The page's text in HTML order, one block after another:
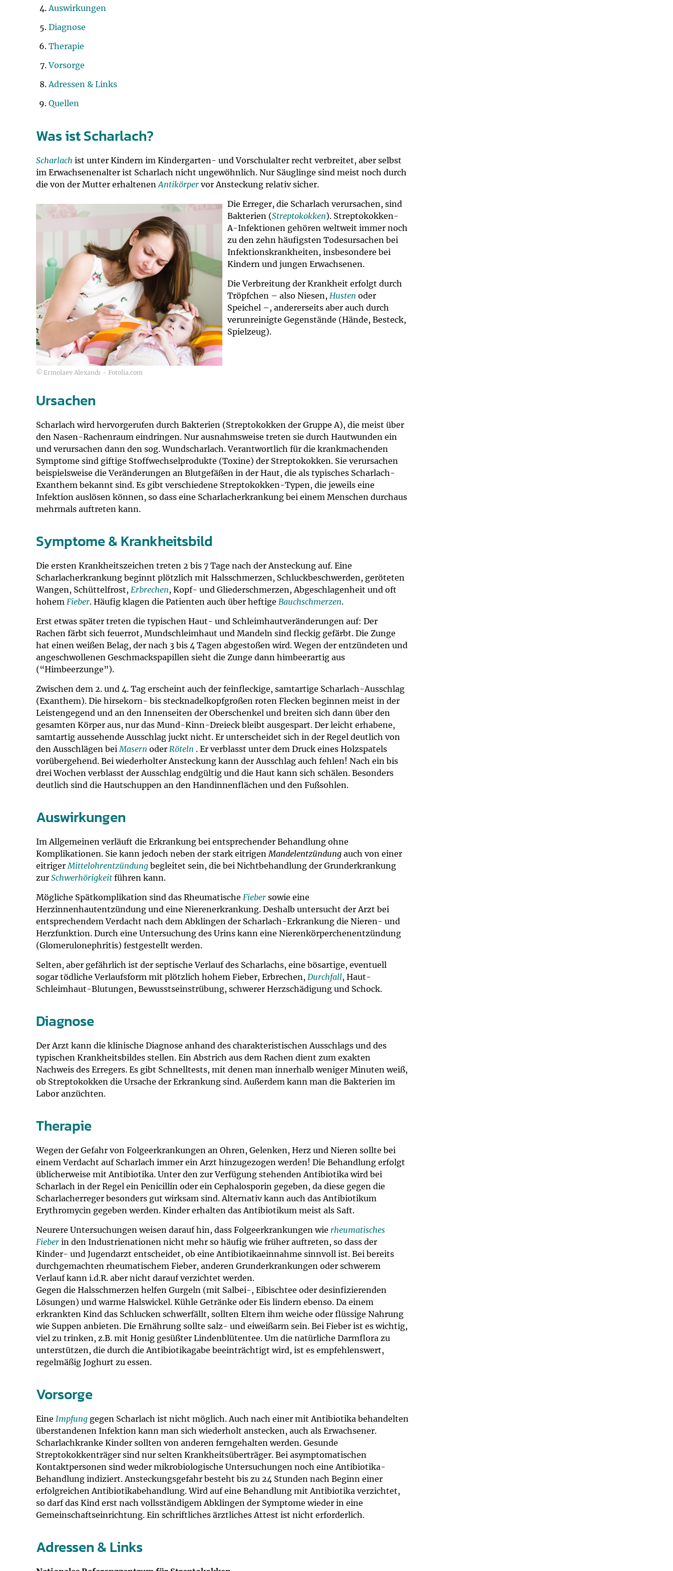
Auswirkungen
Diagnose
Therapie
Vorsorge
Adressen & Links
Quellen
Was ist Scharlach?
Scharlach ist unter Kindern im Kindergarten- und Vorschulalter recht verbreitet, aber selbst
im Erwachsenenalter ist Scharlach nicht ungewöhnlich. Nur Säuglinge sind meist noch durch
die von der Mutter erhaltenenAntikörper vor Ansteckung relativ sicher.
© Ermolaev Alexandr - Fotolia.com
Die Erreger, die Scharlach verursachen, sind
Bakterien (Streptokokken). Streptokokken-
A-Infektionen gehören weltweit immer noch
zu den zehn häufigsten Todesursachen bei
Infektionskrankheiten, insbesondere bei
Kindern und jungen Erwachsenen.
Die Verbreitung der Krankheit erfolgt durch
Tröpfchen – also Niesen, Husten oder
Speichel –, andererseits aber auch durch
verunreinigte Gegenstände (Hände, Besteck,
Spielzeug).
Ursachen
Scharlach wird hervorgerufen durch Bakterien (Streptokokken der Gruppe A), die meist über
den Nasen-Rachenraum eindringen. Nur ausnahmsweise treten sie durch Hautwunden ein
und verursachen dann den sog. Wundscharlach. Verantwortlich für die krankmachenden
Symptome sind giftige Stoffwechselprodukte (Toxine) der Streptokokken. Sie verursachen
beispielsweise die Veränderungen an Blutgefäßen in der Haut, die als typisches Scharlach-
Exanthem bekannt sind. Es gibt verschiedene Streptokokken-Typen, die jeweils eine
Infektion auslösen können, so dass eine Scharlacherkrankung bei einem Menschen durchaus
mehrmals auftreten kann.
Symptome & Krankheitsbild
Die ersten Krankheitszeichen treten 2 bis 7 Tage nach der Ansteckung auf. Eine
Scharlacherkrankung beginnt plötzlich mit Halsschmerzen, Schluckbeschwerden, geröteten
Wangen, Schüttelfrost, Erbrechen, Kopf- und Gliederschmerzen, Abgeschlagenheit und oft
hohem Fieber. Häufig klagen die Patienten auch über heftige Bauchschmerzen.
Erst etwas später treten die typischen Haut- und Schleimhautveränderungen auf: Der
Rachen färbt sich feuerrot, Mundschleimhaut und Mandeln sind fleckig gefärbt. Die Zunge
hat einen weißen Belag, der nach 3 bis 4 Tagen abgestoßen wird. Wegen der entzündeten und
angeschwollenen Geschmackspapillen sieht die Zunge dann himbeerartig aus
(“Himbeerzunge”).
Zwischen dem 2. und 4. Tag erscheint auch der feinfleckige, samtartige Scharlach-Ausschlag
(Exanthem). Die hirsekorn- bis stecknadelkopfgroßen roten Flecken beginnen meist in der
Leistengegend und an den Innenseiten der Oberschenkel und breiten sich dann über den
gesamten Körper aus, nur das Mund-Kinn-Dreieck bleibt ausgespart. Der leicht erhabene,
samtartig aussehende Ausschlag juckt nicht. Er unterscheidet sich in der Regel deutlich von
den Ausschlägen beiMasern oder Röteln . Er verblasst unter dem Druck eines Holzspatels
vorübergehend. Bei wiederholter Ansteckung kann der Ausschlag auch fehlen! Nach ein bis
drei Wochen verblasst der Ausschlag endgültig und die Haut kann sich schälen. Besonders
deutlich sind die Hautschuppen an den Handinnenflächen und den Fußsohlen.
Auswirkungen
Im Allgemeinen verläuft die Erkrankung bei entsprechender Behandlung ohne
Komplikationen. Sie kann jedoch neben der stark eitrigenMandelentzündung auch von einer
eitrigerMittelohrentzündung begleitet sein, die bei Nichtbehandlung der Grunderkrankung
zur Schwerhörigkeit führen kann.
Mögliche Spätkomplikation sind das Rheumatische Fieber sowie eine
Herzinnenhautentzündung und eine Nierenerkrankung. Deshalb untersucht der Arzt bei
entsprechendem Verdacht nach dem Abklingen der Scharlach-Erkrankung die Nieren- und
Herzfunktion. Durch eine Untersuchung des Urins kann eine Nierenkörperchenentzündung
(Glomerulonephritis) festgestellt werden.
Selten, aber gefährlich ist der septische Verlauf des Scharlachs, eine bösartige, eventuell
sogar tödliche Verlaufsform mit plötzlich hohem Fieber, Erbrechen, Durchfall, Haut-
Schleimhaut-Blutungen, Bewusstseinstrübung, schwerer Herzschädigung und Schock.
Diagnose
Der Arzt kann die klinische Diagnose anhand des charakteristischen Ausschlags und des
typischen Krankheitsbildes stellen. Ein Abstrich aus dem Rachen dient zum exakten
Nachweis des Erregers. Es gibt Schnelltests, mit denen man innerhalb weniger Minuten weiß,
ob Streptokokken die Ursache der Erkrankung sind. Außerdem kann man die Bakterien im
Labor anzüchten.
Therapie
Wegen der Gefahr von Folgeerkrankungen an Ohren, Gelenken, Herz und Nieren sollte bei
einem Verdacht auf Scharlach immer ein Arzt hinzugezogen werden! Die Behandlung erfolgt
üblicherweise mit Antibiotika. Unter den zur Verfügung stehenden Antibiotika wird bei
Scharlach in der Regel ein Penicillin oder ein Cephalosporin gegeben, da diese gegen die
Scharlacherreger besonders gut wirksam sind. Alternativ kann auch das Antibiotikum
Erythromycin gegeben werden. Kinder erhalten das Antibiotikum meist als Saft.
Neurere Untersuchungen weisen darauf hin, dass Folgeerkrankungen wie rheumatisches
Fieber in den Industrienationen nicht mehr so häufig wie früher auftreten, so dass der
Kinder- und Jugendarzt entscheidet, ob eine Antibiotikaeinnahme sinnvoll ist. Bei bereits
durchgemachten rheumatischem Fieber, anderen Grunderkrankungen oder schwerem
Verlauf kann i.d.R. aber nicht darauf verzichtet werden.
Gegen die Halsschmerzen helfen Gurgeln (mit Salbei-, Eibischtee oder desinfizierenden
Lösungen) und warme Halswickel. Kühle Getränke oder Eis lindern ebenso. Da einem
erkrankten Kind das Schlucken schwerfällt, sollten Eltern ihm weiche oder flüssige Nahrung
wie Suppen anbieten. Die Ernährung sollte salz- und eiweißarm sein. Bei Fieber ist es wichtig,
viel zu trinken, z.B. mit Honig gesüßter Lindenblütentee. Um die natürliche Darmflora zu
unterstützen, die durch die Antibiotikagabe beeinträchtigt wird, ist es empfehlenswert,
regelmäßig Joghurt zu essen.
Vorsorge
Eine Impfung gegen Scharlach ist nicht möglich. Auch nach einer mit Antibiotika behandelten
überstandenen Infektion kann man sich wiederholt anstecken, auch als Erwachsener.
Scharlachkranke Kinder sollten von anderen ferngehalten werden. Gesunde
Streptokokkenträger sind nur selten Krankheitsüberträger. Bei asymptomatischen
Kontaktpersonen sind weder mikrobiologische Untersuchungen noch eine Antibiotika-
Behandlung indiziert. Ansteckungsgefahr besteht bis zu 24 Stunden nach Beginn einer
erfolgreichen Antibiotikabehandlung. Wird auf eine Behandlung mit Antibiotika verzichtet,
so darf das Kind erst nach vollsständigem Abklingen der Symptome wieder in eine
Gemeinschaftseinrichtung. Ein schriftliches ärztliches Attest ist nicht erforderlich.
Adressen & Links